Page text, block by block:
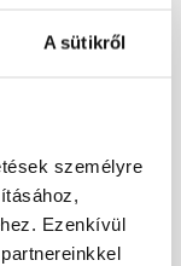
A sütikről
személyre
Ezenkívül
25 kg
készleten